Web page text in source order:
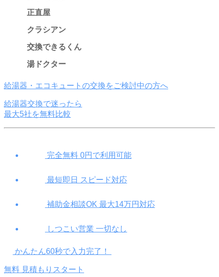
正直屋
クラシアン
交換できるくん
湯ドクター
給湯器・ エコキュート の交換をご検討中の方へ
給湯器交換で迷ったら
最大5社を無料比較
完全無料 0円で利用可能
最短即日 スピード対応
補助金相談OK 最大14万円対応
しつこい営業 一切なし
かんたん60秒で入力完了！
無料 見積もりスタート